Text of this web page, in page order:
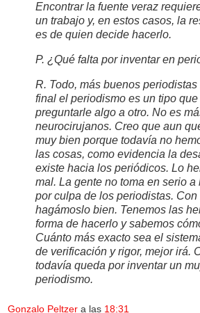
Encontrar la fuente veraz
un trabajo y, en estos casos, la
es de quien decide hacerlo.
P. ¿Qué falta por inventar en
R. Todo, más buenos
final el periodismo es un tipo que
preguntarle algo a otro. No es
neurocirujanos. Creo que aun
muy bien porque todavía no
las cosas, como evidencia la
existe hacia los periódicos. Lo
mal. La gente no toma en serio
por culpa de los periodistas. Con
hagámoslo bien. Tenemos las
forma de hacerlo y sabemos
Cuánto más exacto sea el
de verificación y rigor, mejor irá.
todavía queda por inventar un
periodismo.
Gonzalo Peltzer a las 18:31